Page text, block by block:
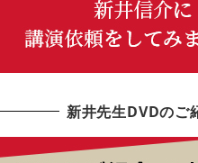
新井先生DVDのご